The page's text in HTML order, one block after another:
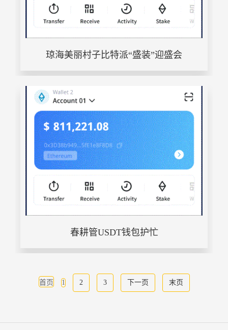
琼海美丽村子比特派“盛装”迎盛会
春耕管USDT钱包护忙
首页 1 2 3 下一页 末页